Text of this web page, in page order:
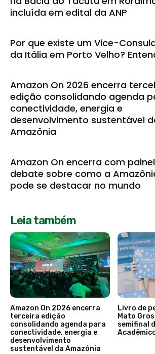
incluída em edital da ANP
Por que existe um Vice-
da Itália em Porto Velho?
Amazon On 2026 encerra
edição consolidando agenda
conectividade, energia e
desenvolvimento sustentável
Amazônia
Amazon On encerra com
debate sobre como a
pode se destacar no mundo
Leia também
Amazon On 2026 encerra
terceira edição
consolidando agenda para
conectividade, energia e
desenvolvimento
sustentável da Amazônia
Livro de
Mato
semifinal